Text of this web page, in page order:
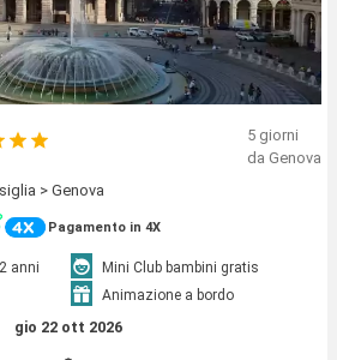
5 giorni
da Genova
> Genova
Pagamento in 4X
anni
Mini Club bambini gratis
Animazione a bordo
gio 22 ott 2026